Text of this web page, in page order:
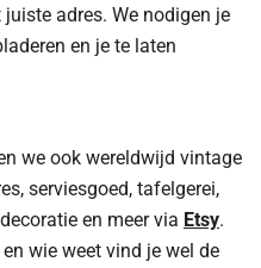
adres. We nodigen je
en je te laten
we ook wereldwijd vintage
serviesgoed, tafelgerei,
en meer via Etsy.
wie weet vind je wel de